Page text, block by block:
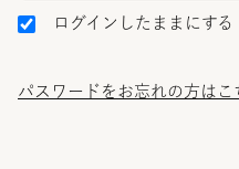
ログインしたままにする
パスワードをお忘れの方はこ